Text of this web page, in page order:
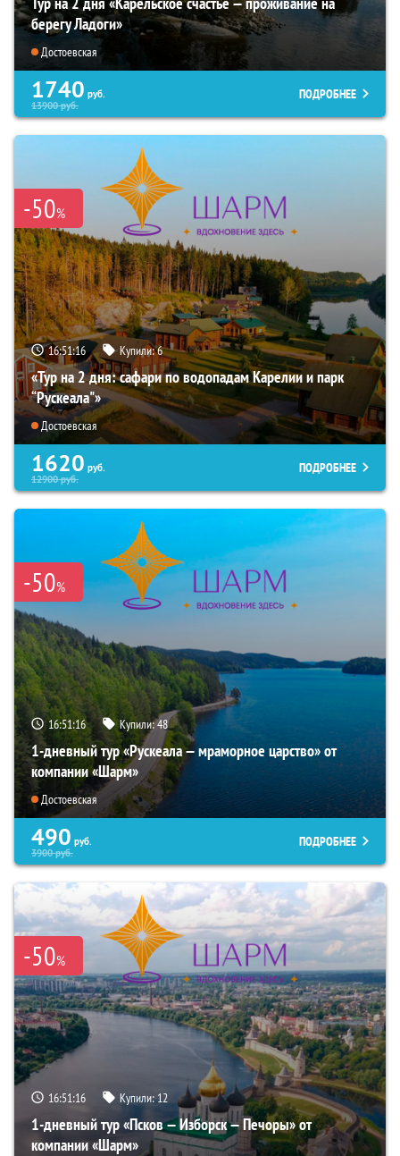
берегу Ладоги»
Достоевская
1740 руб.
13900руб.
ПОДРОБНЕЕ
-50%
16:51:15 Купили:6
«Тур на 2 дня: сафари по водопадам Карелии и парк
“Рускеала"»
Достоевская
1620 руб.
12900руб.
ПОДРОБНЕЕ
-50%
16:51:15 Купили:48
1-дневный тур «Рускеала — мраморное царство» от
компании «Шарм»
Достоевская
490 руб.
3900руб.
ПОДРОБНЕЕ
-50%
16:51:15 Купили:12
1-дневный тур «Псков — Изборск — Печоры» от
компании «Шарм»